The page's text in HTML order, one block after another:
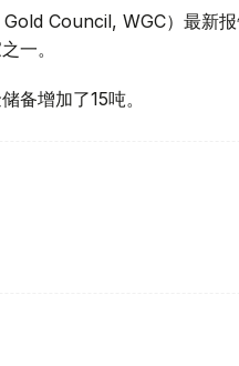
Gold Council, WGC）最新
一。
备增加了15吨。